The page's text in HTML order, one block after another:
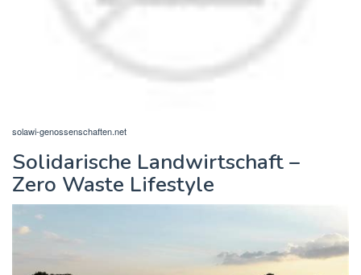
solawi-genossenschaften.net
Solidarische Landwirtschaft –
Zero Waste Lifestyle